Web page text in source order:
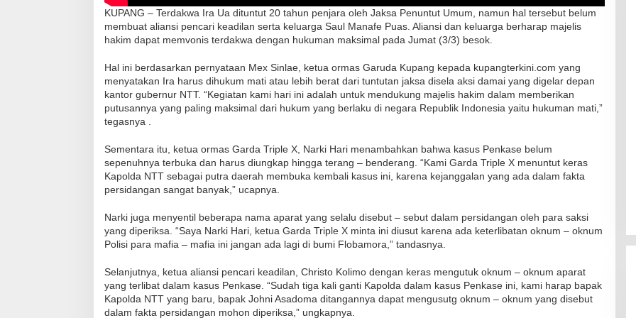
KUPANG – Terdakwa Ira Ua dituntut 20 tahun penjara oleh Jaksa Penuntut Umum, namun hal tersebut belum
membuat aliansi pencari keadilan serta keluarga Saul Manafe Puas. Aliansi dan keluarga berharap majelis
hakim dapat memvonis terdakwa dengan hukuman maksimal pada Jumat (3/3) besok.
Hal ini berdasarkan pernyataan Mex Sinlae, ketua ormas Garuda Kupang kepada kupangterkini.com yang
menyatakan Ira harus dihukum mati atau lebih berat dari tuntutan jaksa disela aksi damai yang digelar depan
kantor gubernur NTT. “Kegiatan kami hari ini adalah untuk mendukung majelis hakim dalam memberikan
putusannya yang paling maksimal dari hukum yang berlaku di negara Republik Indonesia yaitu hukuman mati,”
tegasnya .
Sementara itu, ketua ormas Garda Triple X, Narki Hari menambahkan bahwa kasus Penkase belum
sepenuhnya terbuka dan harus diungkap hingga terang – benderang. “Kami Garda Triple X menuntut keras
Kapolda NTT sebagai putra daerah membuka kembali kasus ini, karena kejanggalan yang ada dalam fakta
persidangan sangat banyak,” ucapnya.
Narki juga menyentil beberapa nama aparat yang selalu disebut – sebut dalam persidangan oleh para saksi
yang diperiksa. “Saya Narki Hari, ketua Garda Triple X minta ini diusut karena ada keterlibatan oknum – oknum
Polisi para mafia – mafia ini jangan ada lagi di bumi Flobamora,” tandasnya.
Selanjutnya, ketua aliansi pencari keadilan, Christo Kolimo dengan keras mengutuk oknum – oknum aparat
yang terlibat dalam kasus Penkase. “Sudah tiga kali ganti Kapolda dalam kasus Penkase ini, kami harap bapak
Kapolda NTT yang baru, bapak Johni Asadoma ditangannya dapat mengusutg oknum – oknum yang disebut
dalam fakta persidangan mohon diperiksa,” ungkapnya.
RSUD Naibonat Musnahkan Obat
Kadaluarsa